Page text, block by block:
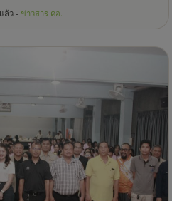
ล้ว - ข่าวสาร คอ.